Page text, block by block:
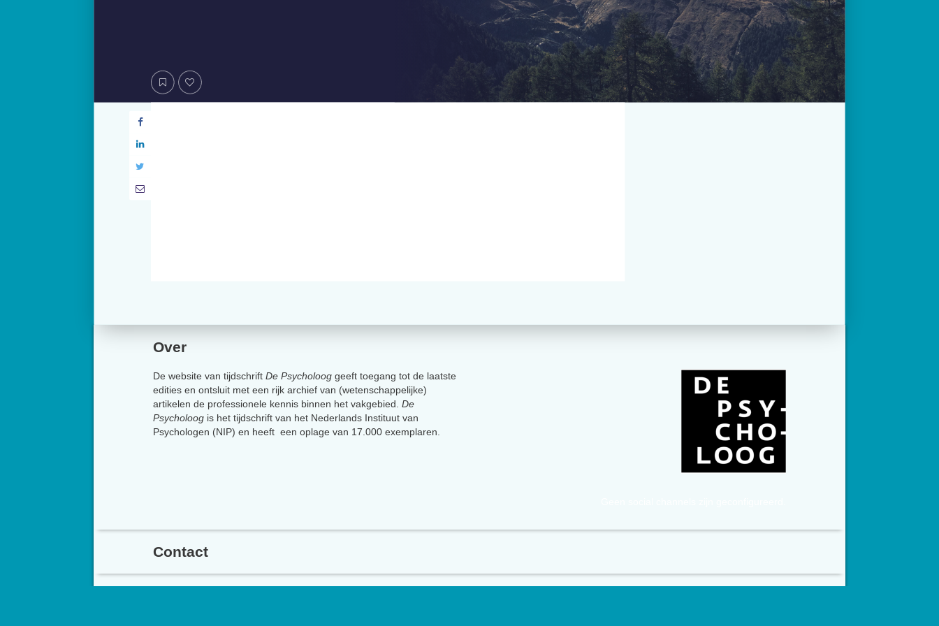
Over
De website van tijdschrift De Psycholoog geeft toegang tot de laatste
edities en ontsluit met een rijk archief van (wetenschappelijke)
artikelen de professionele kennis binnen het vakgebied. De
Psycholoog is het tijdschrift van het Nederlands Instituut van
Psychologen (NIP) en heeft een oplage van 17.000 exemplaren.
Contact